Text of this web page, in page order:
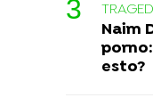
Naim
esto?